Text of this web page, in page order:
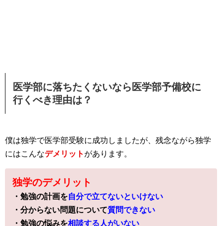
医学部に落ちたくないなら医学部予備校に
行くべき理由は？
僕は独学で医学部受験に成功しましたが、残念ながら独学
にはこんなデメリット があります。
独学のデメリット
・勉強の計画を自分で立てないといけない
・分からない問題について質問できない
・勉強の悩みを相談する人がいない